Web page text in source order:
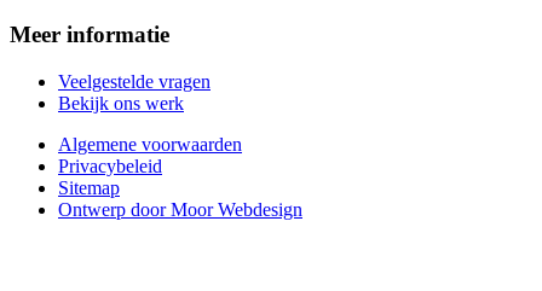
Meer informatie
Veelgestelde vragen
Bekijk ons werk
Algemene voorwaarden
Privacybeleid
Sitemap
Ontwerp door Moor Webdesign